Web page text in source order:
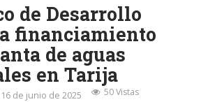
de Desarrollo
financiamiento
de aguas
en Tarija
16 de junio de 2025 50 Vistas